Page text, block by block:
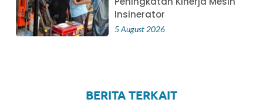
Insinerator
5 August 2026
BERITA TERKAIT